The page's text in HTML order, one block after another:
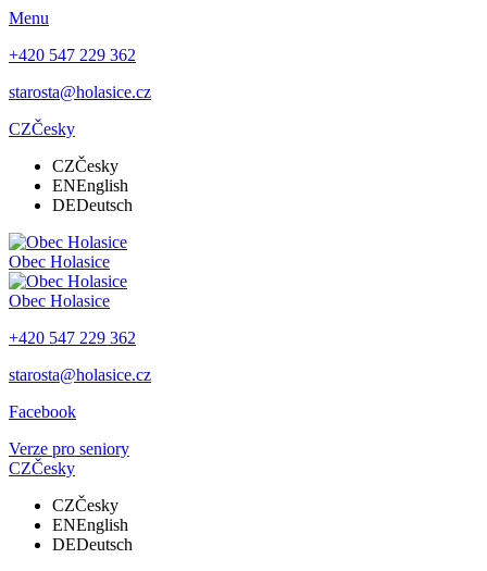
Menu
+420 547 229 362
starosta@holasice.cz
CZČesky
CZČesky
ENEnglish
DEDeutsch
Obec Holasice
Obec Holasice
+420 547 229 362
starosta@holasice.cz
Facebook
Verze pro seniory
CZČesky
CZČesky
ENEnglish
DEDeutsch